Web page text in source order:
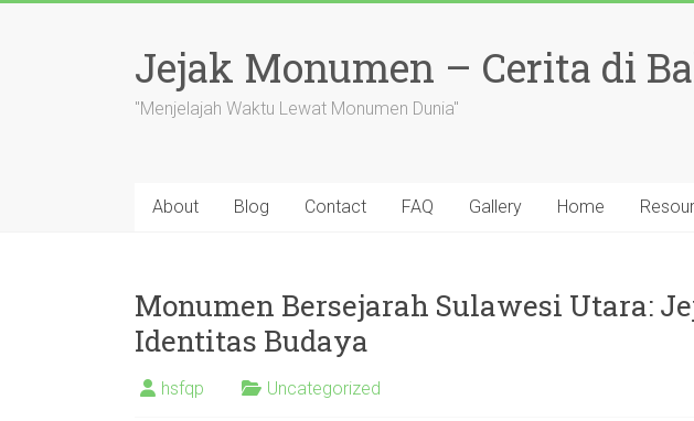
Jejak Monumen – Cerita di
"Menjelajah Waktu Lewat Monumen Dunia"
About Blog Contact FAQ Gallery Home
Monumen Bersejarah Sulawesi Utara:
Identitas Budaya
hsfqp Uncategorized